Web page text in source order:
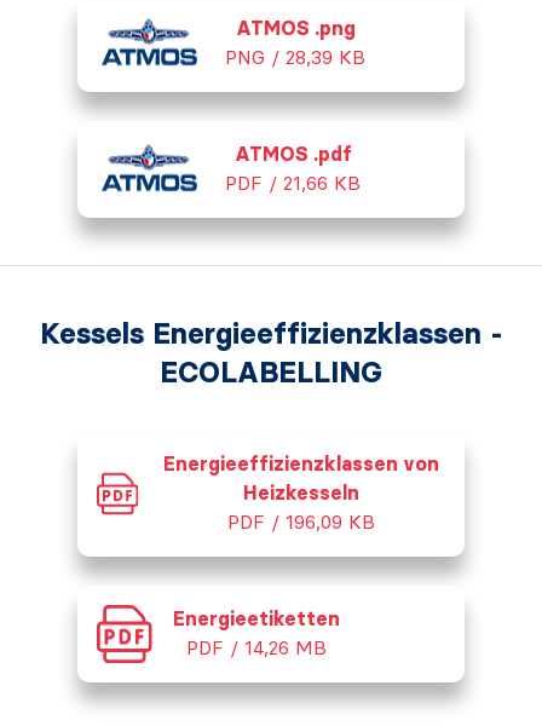
ATMOS .png
PNG / 28,39 KB
ATMOS .pdf
PDF / 21,66 KB
Kessels Energieeffizienzklassen -
ECOLABELLING
Energieeffizienzklassen von
Heizkesseln
PDF / 196,09 KB
Energieetiketten
PDF / 14,26 MB